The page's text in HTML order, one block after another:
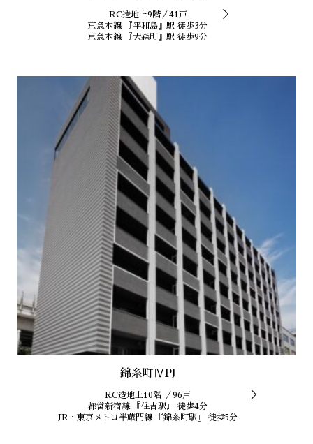
RC造地上9階／41戸
京急本線 『平和島』駅 徒歩3分
京急本線 『大森町』駅 徒歩9分
錦糸町ⅣPJ
RC造地上10階 ／96戸
都営新宿線 『住吉駅』 徒歩4分
JR・東京メトロ半蔵門線 『錦糸町駅』 徒歩5分